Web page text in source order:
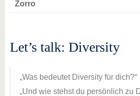
Zorro
Let’s talk: Diversity
Was bedeutet Diversity für dich?
Und wie stehst du persönlich zu